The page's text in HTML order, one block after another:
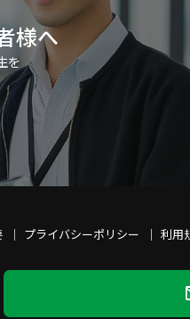
様へ
を
プライバシーポリシー 利用